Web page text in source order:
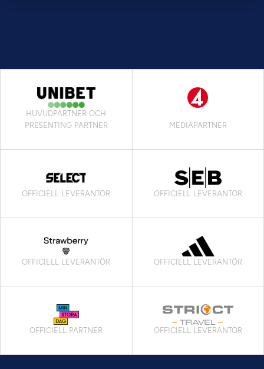
HUVUDPARTNER OCH
PRESENTING PARTNER
MEDIAPARTNER
OFFICIELL LEVERANTÖR OFFICIELL LEVERANTÖR
OFFICIELL LEVERANTÖR OFFICIELL LEVERANTÖR
OFFICIELL PARTNER OFFICIELL LEVERANTÖR